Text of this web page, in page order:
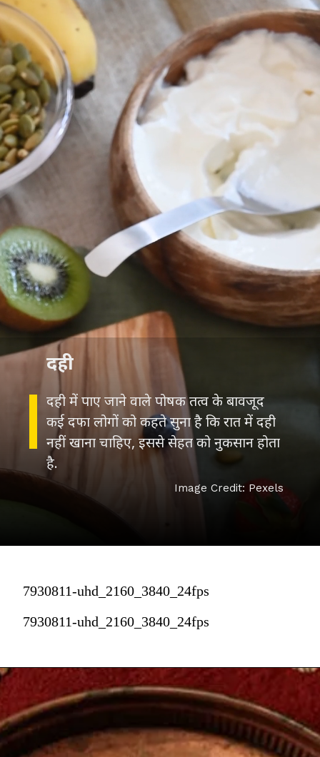
दही में पाए जाने वाले पोषक तत्व के बावजूद
कई दफा लोगों को कहते सुना है कि रात में दही
नहीं खाना चाहिए, इससे सेहत को नुकसान होता
है.
दही
Image Credit: Pexels
7930811-uhd_2160_3840_24fps
7930811-uhd_2160_3840_24fps